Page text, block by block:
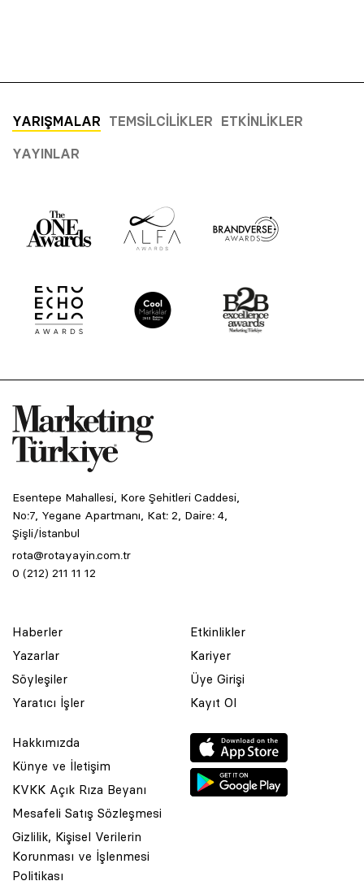
YARIŞMALAR TEMSILCILIKLER ETKINLIKLER
YAYINLAR
Esentepe Mahallesi, Kore Şehitleri Caddesi,
No:7, Yegane Apartmanı, Kat: 2, Daire: 4,
Şişli/İstanbul
rota@rotayayin.com.tr
0 (212) 211 11 12
Haberler
Yazarlar
Söyleşiler
Yaratıcı İşler
Etkinlikler
Kariyer
Üye Girişi
Kayıt Ol
Hakkımızda
Künye ve İletişim
KVKK Açık Rıza Beyanı
Mesafeli Satış Sözleşmesi
Gizlilik, Kişisel Verilerin
Korunması ve İşlenmesi
Politikası
© 2001 Rota Yayın Yapım Tanıtım Tic. Ltd. Şti. Bu Sitede Bulunan